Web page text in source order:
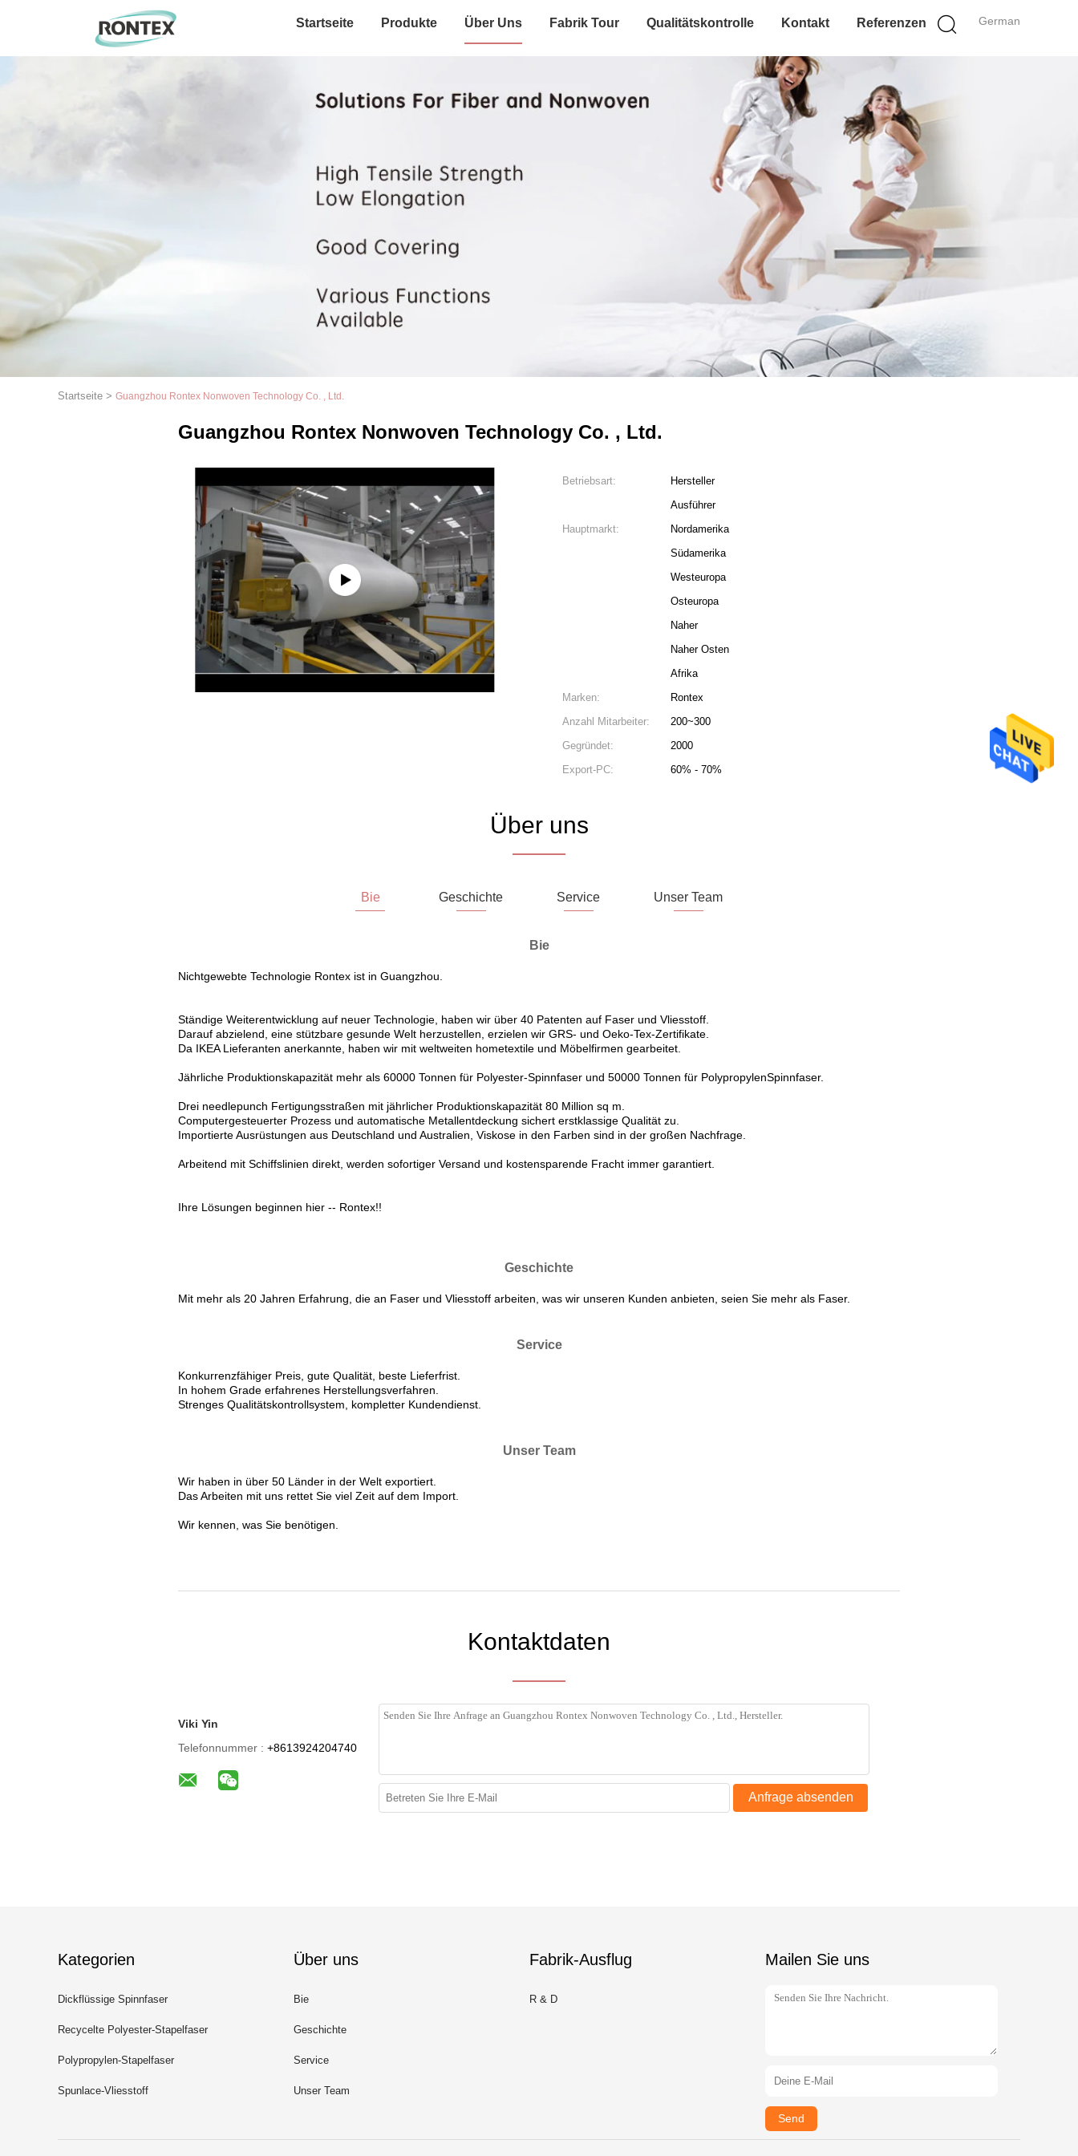
German
Startseite Produkte Über Uns Fabrik Tour Qualitätskontrolle Kontakt Referenzen
Startseite > Guangzhou Rontex Nonwoven Technology Co. , Ltd.
Guangzhou Rontex Nonwoven Technology Co. , Ltd.
Betriebsart:
Hersteller
Ausführer
Hauptmarkt:
Nordamerika
Südamerika
Westeuropa
Osteuropa
Naher
Naher Osten
Afrika
Marken:
Rontex
Anzahl Mitarbeiter:
200~300
Gegründet:
2000
Export-PC:
60% - 70%
Über uns
Bie Geschichte Service Unser Team
Bie
Nichtgewebte Technologie Rontex ist in Guangzhou.
Ständige Weiterentwicklung auf neuer Technologie, haben wir über 40 Patenten auf Faser und Vliesstoff.
Darauf abzielend, eine stützbare gesunde Welt herzustellen, erzielen wir GRS- und Oeko-Tex-Zertifikate.
Da IKEA Lieferanten anerkannte, haben wir mit weltweiten hometextile und Möbelfirmen gearbeitet.
Jährliche Produktionskapazität mehr als 60000 Tonnen für Polyester-Spinnfaser und 50000 Tonnen für PolypropylenSpinnfaser.
Drei needlepunch Fertigungsstraßen mit jährlicher Produktionskapazität 80 Million sq m.
Computergesteuerter Prozess und automatische Metallentdeckung sichert erstklassige Qualität zu.
Importierte Ausrüstungen aus Deutschland und Australien, Viskose in den Farben sind in der großen Nachfrage.
Arbeitend mit Schiffslinien direkt, werden sofortiger Versand und kostensparende Fracht immer garantiert.
Ihre Lösungen beginnen hier -- Rontex!!
Geschichte
Mit mehr als 20 Jahren Erfahrung, die an Faser und Vliesstoff arbeiten, was wir unseren Kunden anbieten, seien Sie mehr als Faser.
Service
Konkurrenzfähiger Preis, gute Qualität, beste Lieferfrist.
In hohem Grade erfahrenes Herstellungsverfahren.
Strenges Qualitätskontrollsystem, kompletter Kundendienst.
Unser Team
Wir haben in über 50 Länder in der Welt exportiert.
Das Arbeiten mit uns rettet Sie viel Zeit auf dem Import.
Wir kennen, was Sie benötigen.
Kontaktdaten
Viki Yin
Telefonnummer : +8613924204740
Anfrage absenden
Kategorien
Dickflüssige Spinnfaser
Recycelte Polyester-Stapelfaser
Polypropylen-Stapelfaser
Spunlace-Vliesstoff
Über uns
Bie
Geschichte
Service
Unser Team
Fabrik-Ausflug
R & D
Mailen Sie uns
Send